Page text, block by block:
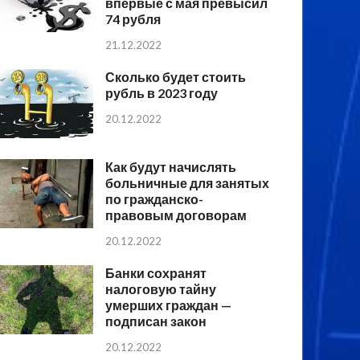
74 рубля
21.12.2022
Сколько будет стоить
рубль в 2023 году
20.12.2022
Как будут начислять
больничные для занятых
по гражданско-
правовым договорам
20.12.2022
Банки сохранят
налоговую тайну
умерших граждан —
подписан закон
20.12.2022